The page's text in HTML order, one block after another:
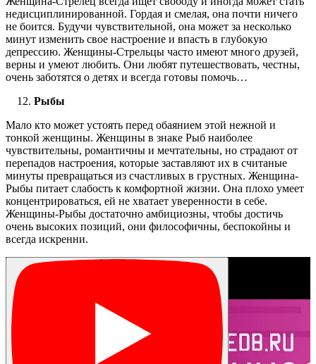
недисциплинированной. Гордая и смелая, она почти ничего
не боится. Будучи чувствительной, она может за несколько
минут изменить свое настроение и впасть в глубокую
депрессию. Женщины-Стрельцы часто имеют много друзей,
верны и умеют любить. Они любят путешествовать, честны,
очень заботятся о детях и всегда готовы помочь…
Рыбы
Мало кто может устоять перед обаянием этой нежной и
тонкой женщины. Женщины в знаке Рыб наиболее
чувствительны, романтичны и мечтательны, но страдают от
перепадов настроения, которые заставляют их в считаные
минуты превращаться из счастливых в грустных. Женщина-
Рыбы питает слабость к комфортной жизни. Она плохо умеет
концентрироваться, ей не хватает уверенности в себе.
Женщины-Рыбы достаточно амбициозны, чтобы достичь
очень высоких позиций, они философичны, беспокойны и
всегда искренни.